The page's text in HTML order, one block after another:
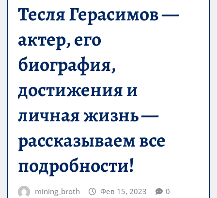
Тесля Герасимов —
актер, его
биография,
достижения и
личная жизнь —
рассказываем все
подробности!
mining_broth Фев 15, 2023 0